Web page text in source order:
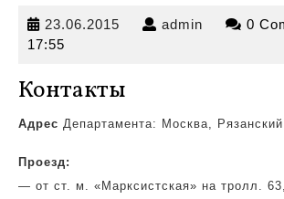
23.06.2015 23.06.2015
admin admin 0
17:55
Контакты
Адрес Департамента: Москва,
Проезд:
— от ст. м. «Марксистская» на тролл.